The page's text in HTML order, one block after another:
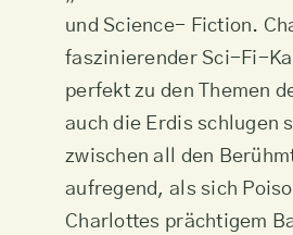
und Science- Fiction.
faszinierender Sci-Fi-
perfekt zu den Themen
auch die Erdis schlugen
zwischen all den
aufregend, als sich
Charlottes prächtigem